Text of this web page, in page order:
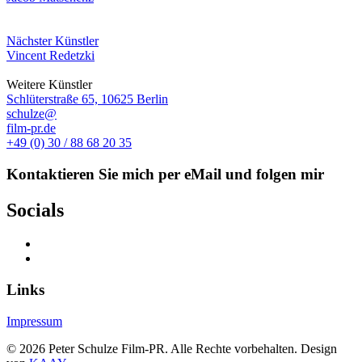
Nächster Künstler
Vincent Redetzki
Weitere Künstler
Schlüterstraße 65, 10625 Berlin
schulze@
film-pr.de
+49 (0) 30 / 88 68 20 35
Kontaktieren Sie mich per eMail und folgen mir
Socials
Links
Impressum
© 2026 Peter Schulze Film-PR. Alle Rechte vorbehalten. Design